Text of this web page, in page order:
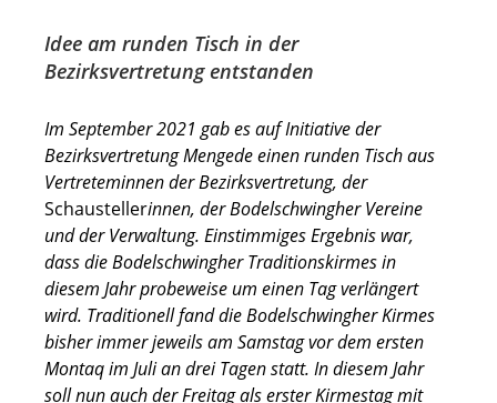
Idee am runden Tisch in der
Bezirksvertretung entstanden
Im September 2021 gab es auf Initiative der
Bezirksvertretung Mengede einen runden Tisch aus
Vertreteminnen der Bezirksvertretung, der
Schaustellerinnen, der Bodelschwingher Vereine
und der Verwaltung. Einstimmiges Ergebnis war,
dass die Bodelschwingher Traditionskirmes in
diesem Jahr probeweise um einen Tag verlängert
wird. Traditionell fand die Bodelschwingher Kirmes
bisher immer jeweils am Samstag vor dem ersten
Montaq im Juli an drei Tagen statt. In diesem Jahr
soll nun auch der Freitag als erster Kirmestag mit